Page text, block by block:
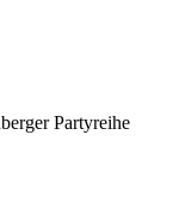
Partyreihe